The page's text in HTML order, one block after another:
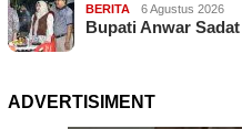
BERITA 6 Agustus 2026
Bupati Anwar
ADVERTISIMENT